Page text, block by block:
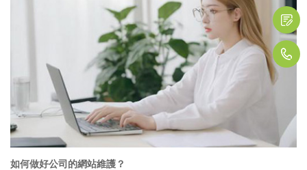
如何做好公司的網站維護？